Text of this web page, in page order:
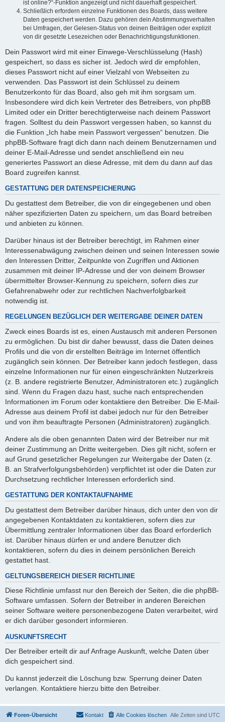
ist online?“-Funktion angezeigt und nicht dauerhaft gespeichert.
Schließlich erfordern einzelne Funktionen des Boards, dass weitere
Daten gespeichert werden. Dazu gehören dein Abstimmungsverhalten
bei Umfragen, der Gelesen-Status von deinen Beiträgen oder explizit
von dir gesetzte Lesezeichen oder Benachrichtigungsfunktionen.
Dein Passwort wird mit einer Einwege-Verschlüsselung (Hash)
gespeichert, so dass es sicher ist. Jedoch wird dir empfohlen,
dieses Passwort nicht auf einer Vielzahl von Webseiten zu
verwenden. Das Passwort ist dein Schlüssel zu deinem
Benutzerkonto für das Board, also geh mit ihm sorgsam um.
Insbesondere wird dich kein Vertreter des Betreibers, von phpBB
Limited oder ein Dritter berechtigterweise nach deinem Passwort
fragen. Solltest du dein Passwort vergessen haben, so kannst du
die Funktion „Ich habe mein Passwort vergessen“ benutzen. Die
phpBB-Software fragt dich dann nach deinem Benutzernamen und
deiner E-Mail-Adresse und sendet anschließend ein neu
generiertes Passwort an diese Adresse, mit dem du dann auf das
Board zugreifen kannst.
GESTATTUNG DER DATENSPEICHERUNG
Du gestattest dem Betreiber, die von dir eingegebenen und oben
näher spezifizierten Daten zu speichern, um das Board betreiben
und anbieten zu können.
Darüber hinaus ist der Betreiber berechtigt, im Rahmen einer
Interessenabwägung zwischen deinen und seinen Interessen sowie
den Interessen Dritter, Zeitpunkte von Zugriffen und Aktionen
zusammen mit deiner IP-Adresse und der von deinem Browser
übermittelter Browser-Kennung zu speichern, sofern dies zur
Gefahrenabwehr oder zur rechtlichen Nachverfolgbarkeit
notwendig ist.
REGELUNGEN BEZÜGLICH DER WEITERGABE DEINER DATEN
Zweck eines Boards ist es, einen Austausch mit anderen Personen
zu ermöglichen. Du bist dir daher bewusst, dass die Daten deines
Profils und die von dir erstellten Beiträge im Internet öffentlich
zugänglich sein können. Der Betreiber kann jedoch festlegen, dass
einzelne Informationen nur für einen eingeschränkten Nutzerkreis
(z. B. andere registrierte Benutzer, Administratoren etc.) zugänglich
sind. Wenn du Fragen dazu hast, suche nach entsprechenden
Informationen im Forum oder kontaktiere den Betreiber. Die E-Mail-
Adresse aus deinem Profil ist dabei jedoch nur für den Betreiber
und von ihm beauftragte Personen (Administratoren) zugänglich.
Andere als die oben genannten Daten wird der Betreiber nur mit
deiner Zustimmung an Dritte weitergeben. Dies gilt nicht, sofern er
auf Grund gesetzlicher Regelungen zur Weitergabe der Daten (z.
B. an Strafverfolgungsbehörden) verpflichtet ist oder die Daten zur
Durchsetzung rechtlicher Interessen erforderlich sind.
GESTATTUNG DER KONTAKTAUFNAHME
Du gestattest dem Betreiber darüber hinaus, dich unter den von dir
angegebenen Kontaktdaten zu kontaktieren, sofern dies zur
Übermittlung zentraler Informationen über das Board erforderlich
ist. Darüber hinaus dürfen er und andere Benutzer dich
kontaktieren, sofern du dies in deinem persönlichen Bereich
gestattet hast.
GELTUNGSBEREICH DIESER RICHTLINIE
Diese Richtlinie umfasst nur den Bereich der Seiten, die die phpBB-
Software umfassen. Sofern der Betreiber in anderen Bereichen
seiner Software weitere personenbezogene Daten verarbeitet, wird
er dich darüber gesondert informieren.
AUSKUNFTSRECHT
Der Betreiber erteilt dir auf Anfrage Auskunft, welche Daten über
dich gespeichert sind.
Du kannst jederzeit die Löschung bzw. Sperrung deiner Daten
verlangen. Kontaktiere hierzu bitte den Betreiber.
Foren-Übersicht Alle Zeiten sind UTC
Alle Cookies löschen
Kontakt